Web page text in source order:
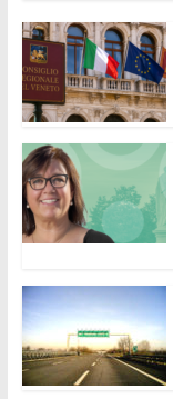
e
b
o
o
k
itt
er